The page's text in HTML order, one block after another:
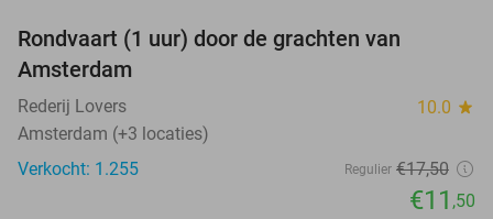
Rondvaart (1 uur) door de grachten van
Amsterdam
Rederij Lovers 10.0 star
Amsterdam (+3 locaties)
Verkocht: 1.255
Regulier €17,50
€11 ,50